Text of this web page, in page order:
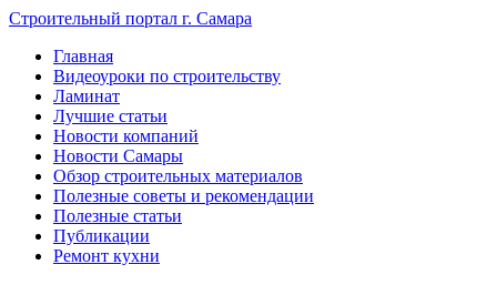
Строительный портал г. Самара
Главная
Видеоуроки по строительству
Ламинат
Лучшие статьи
Новости компаний
Новости Самары
Обзор строительных материалов
Полезные советы и рекомендации
Полезные статьи
Публикации
Ремонт кухни